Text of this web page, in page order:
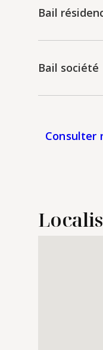
Bail
Bail société
Consulter